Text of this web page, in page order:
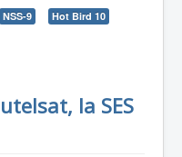
NSS-9
Hot Bird 10
la SES